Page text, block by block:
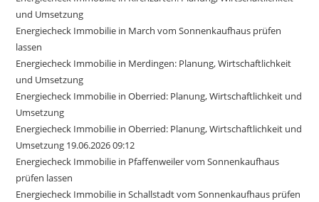
und Umsetzung
Energiecheck Immobilie in March vom Sonnenkaufhaus prüfen
lassen
Energiecheck Immobilie in Merdingen: Planung, Wirtschaftlichkeit
und Umsetzung
Energiecheck Immobilie in Oberried: Planung, Wirtschaftlichkeit und
Umsetzung
Energiecheck Immobilie in Oberried: Planung, Wirtschaftlichkeit und
Umsetzung 19.06.2026 09:12
Energiecheck Immobilie in Pfaffenweiler vom Sonnenkaufhaus
prüfen lassen
Energiecheck Immobilie in Schallstadt vom Sonnenkaufhaus prüfen